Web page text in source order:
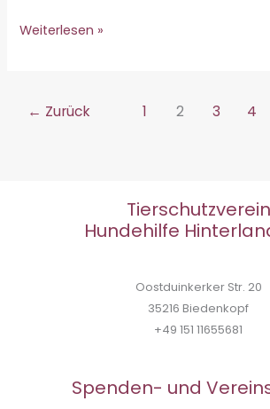
Vermittlungshilfe
Weiterlesen »
← Zurück 1 2 3 4
Tierschutzverein
Hundehilfe
Oostduinkerker Str. 20
35216 Biedenkopf
+49 151 11655681
Spenden- und